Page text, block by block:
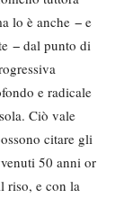
lo è anche − e
− dal punto di
e radicale
Ciò vale
citare gli
50 anni or
riso, e con la